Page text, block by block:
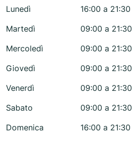
Lunedì
16:00 a 21:30
Martedì
09:00 a 21:30
Mercoledì
09:00 a 21:30
Giovedì
09:00 a 21:30
Venerdì
09:00 a 21:30
Sabato
09:00 a 21:30
Domenica
16:00 a 21:30